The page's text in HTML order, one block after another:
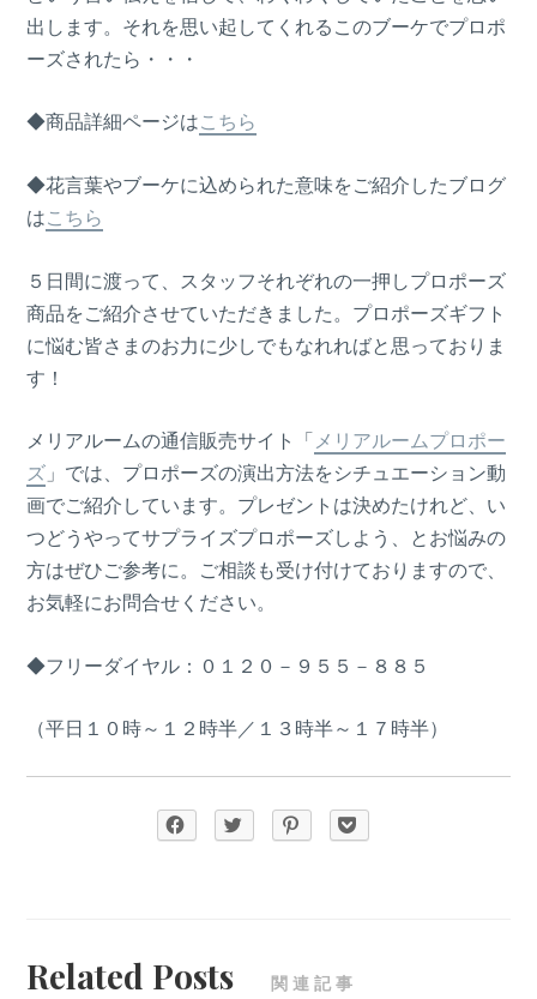
出します。それを思い起してくれるこのブーケでプロポ
ーズされたら・・・
◆商品詳細ページはこちら
◆花言葉やブーケに込められた意味をご紹介したブログ
はこちら
５日間に渡って、スタッフそれぞれの一押しプロポーズ
商品をご紹介させていただきました。プロポーズギフト
に悩む皆さまのお力に少しでもなれればと思っておりま
す！
メリアルームの通信販売サイト「メリアルームプロポー
ズ 」では、プロポーズの演出方法をシチュエーション動
画でご紹介しています。プレゼントは決めたけれど、い
つどうやってサプライズプロポーズしよう、とお悩みの
方はぜひご参考に。ご相談も受け付けておりますので、
お気軽にお問合せください。
◆フリーダイヤル：０１２０－９５５－８８５
（平日１０時～１２時半／１３時半～１７時半）
Related Posts 関連記事